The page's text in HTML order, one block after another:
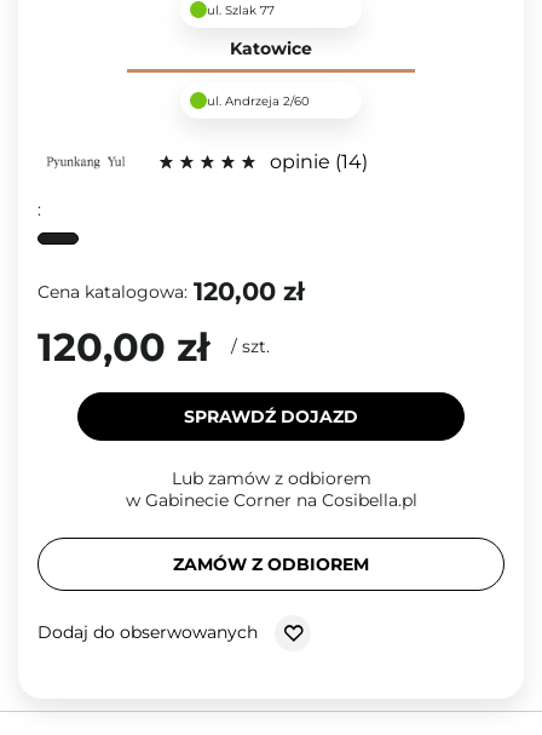
ul. Szlak 77
Katowice
ul. Andrzeja 2/60
opinie 14
:
Cena katalogowa: 120,00 zł
120,00 zł / szt.
SPRAWDŹ DOJAZD
Lub zamów z odbiorem
w Gabinecie Corner na Cosibella.pl
ZAMÓW Z ODBIOREM
Dodaj do obserwowanych